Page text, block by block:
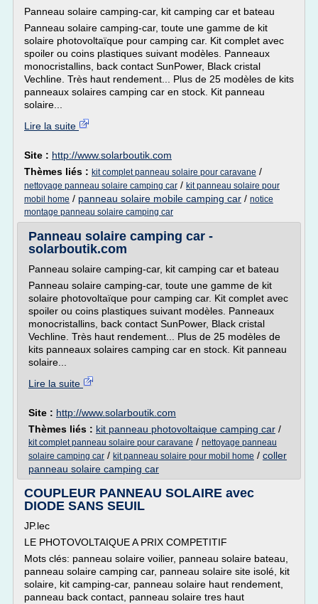
Panneau solaire camping-car, kit camping car et bateau
Panneau solaire camping-car, toute une gamme de kit
solaire photovoltaïque pour camping car. Kit complet avec
spoiler ou coins plastiques suivant modèles. Panneaux
monocristallins, back contact SunPower, Black cristal
Vechline. Très haut rendement... Plus de 25 modèles de kits
panneaux solaires camping car en stock. Kit panneau
solaire...
Lire la suite
Site : http://www.solarboutik.com
Thèmes liés : kit complet panneau solaire pour caravane /
nettoyage panneau solaire camping car / kit panneau solaire pour
mobil home / panneau solaire mobile camping car / notice
montage panneau solaire camping car
Panneau solaire camping car -
solarboutik.com
Panneau solaire camping-car, kit camping car et bateau
Panneau solaire camping-car, toute une gamme de kit
solaire photovoltaïque pour camping car. Kit complet avec
spoiler ou coins plastiques suivant modèles. Panneaux
monocristallins, back contact SunPower, Black cristal
Vechline. Très haut rendement... Plus de 25 modèles de
kits panneaux solaires camping car en stock. Kit panneau
solaire...
Lire la suite
Site : http://www.solarboutik.com
Thèmes liés : kit panneau photovoltaique camping car /
kit complet panneau solaire pour caravane / nettoyage panneau
solaire camping car / kit panneau solaire pour mobil home / coller
panneau solaire camping car
COUPLEUR PANNEAU SOLAIRE avec
DIODE SANS SEUIL
JP.lec
LE PHOTOVOLTAIQUE A PRIX COMPETITIF
Mots clés: panneau solaire voilier, panneau solaire bateau,
panneau solaire camping car, panneau solaire site isolé, kit
solaire, kit camping-car, panneau solaire haut rendement,
panneau back contact, panneau solaire tres haut